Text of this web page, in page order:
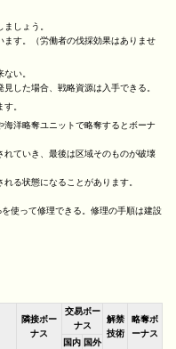
しょう。
す。（労働者の伐採効果はありませ
い。
した場合、戦略資源は入手できる。
。
洋略奪ユニットで略奪するとボーナ
ていき、最後は区域そのものが破壊
る状態になることがあります。
使って修理できる。修理の手順は建設
隣接ボー
ナス
交易ボー
ナス
解禁
技術
略奪ボ
ーナス
国内 国外